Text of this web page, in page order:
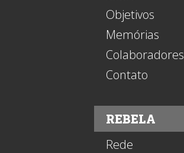
Objetivos
Memórias
Colaboradores
Contato
REBELA
Rede